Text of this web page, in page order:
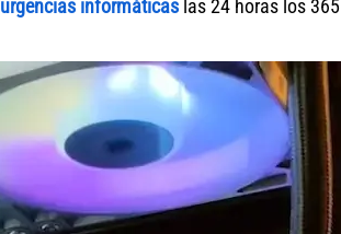
urgencias informáticas las 24 horas los 365